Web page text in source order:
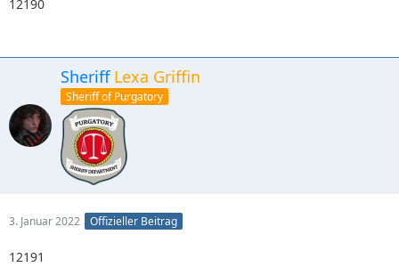
12190
Sheriff Lexa Griffin
Sheriff of Purgatory
3. Januar 2022 Offizieller Beitrag
12191